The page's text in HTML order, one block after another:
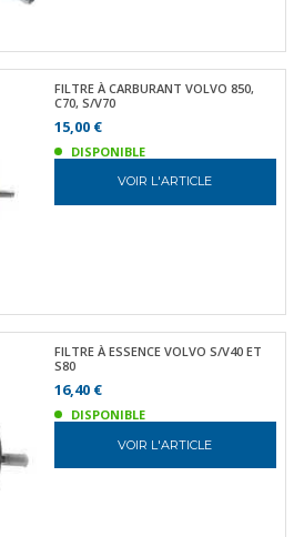
FILTRE À CARBURANT VOLVO 850,
C70, S/V70
15,00 €
DISPONIBLE
VOIR L'ARTICLE
FILTRE À ESSENCE VOLVO S/V40 ET
S80
16,40 €
DISPONIBLE
VOIR L'ARTICLE